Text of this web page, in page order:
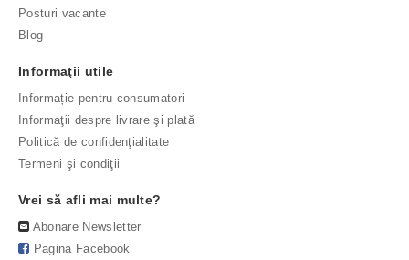
Posturi vacante
Blog
Informaţii utile
Informație pentru consumatori
Informaţii despre livrare şi plată
Politică de confidenţialitate
Termeni şi condiţii
Vrei să afli mai multe?
Abonare Newsletter
Pagina Facebook